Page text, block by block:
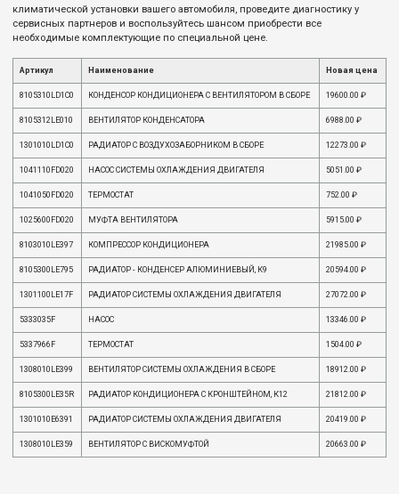
климатической установки вашего автомобиля, проведите диагностику у
сервисных партнеров и воспользуйтесь шансом приобрести все
необходимые комплектующие по специальной цене.
Артикул Наименование Новая цена
8105310LD1C0 КОНДЕНСОР КОНДИЦИОНЕРА С ВЕНТИЛЯТОРОМ В СБОРЕ 19600.00 ₽
8105312LE010 ВЕНТИЛЯТОР КОНДЕНСАТОРА 6988.00 ₽
1301010LD1C0 РАДИАТОР С ВОЗДУХОЗАБОРНИКОМ В СБОРЕ 12273.00 ₽
1041110FD020 НАСОС СИСТЕМЫ ОХЛАЖДЕНИЯ ДВИГАТЕЛЯ 5051.00 ₽
1041050FD020 ТЕРМОСТАТ 752.00 ₽
1025600FD020 МУФТА ВЕНТИЛЯТОРА 5915.00 ₽
8103010LE397 КОМПРЕССОР КОНДИЦИОНЕРА 21985.00 ₽
8105300LE795 РАДИАТОР - КОНДЕНСЕР АЛЮМИНИЕВЫЙ, К9 20594.00 ₽
1301100LE17F РАДИАТОР СИСТЕМЫ ОХЛАЖДЕНИЯ ДВИГАТЕЛЯ 27072.00 ₽
5333035F НАСОС 13346.00 ₽
5337966F ТЕРМОСТАТ 1504.00 ₽
1308010LE399 ВЕНТИЛЯТОР СИСТЕМЫ ОХЛАЖДЕНИЯ В СБОРЕ 18912.00 ₽
8105300LE35R РАДИАТОР КОНДИЦИОНЕРА С КРОНШТЕЙНОМ, К12 21812.00 ₽
1301010E6391 РАДИАТОР СИСТЕМЫ ОХЛАЖДЕНИЯ ДВИГАТЕЛЯ 20419.00 ₽
1308010LE359 ВЕНТИЛЯТОР С ВИСКОМУФТОЙ 20663.00 ₽